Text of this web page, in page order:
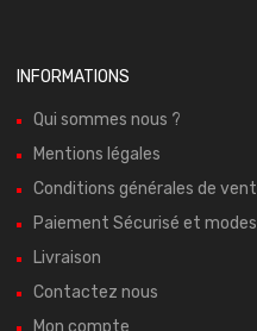
INFORMATIONS
Qui sommes nous ?
Mentions légales
Conditions générales de
Paiement Sécurisé et
Livraison
Contactez nous